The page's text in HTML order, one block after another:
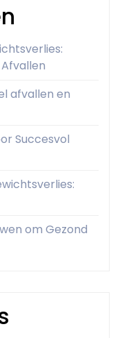
afvallen en
Succesvol
om Gezond